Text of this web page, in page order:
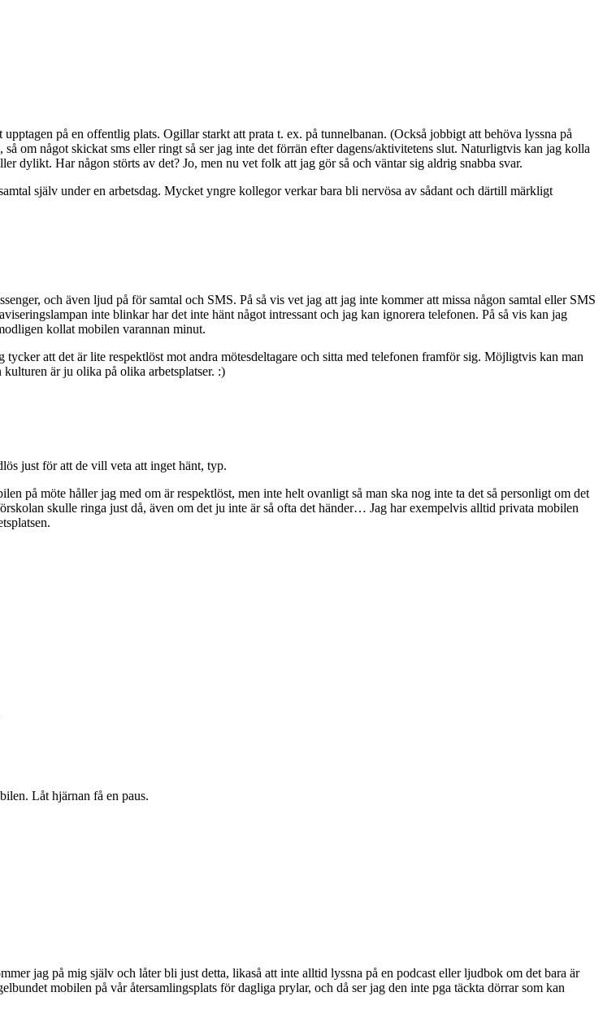
på en offentlig plats. Ogillar starkt att prata t. ex. på tunnelbanan. (Också jobbigt att behöva lyssna på
om något skickat sms eller ringt så ser jag inte det förrän efter dagens/aktivitetens slut. Naturligtvis kan jag kolla
dylikt. Har någon störts av det? Jo, men nu vet folk att jag gör så och väntar sig aldrig snabba svar.
själv under en arbetsdag. Mycket yngre kollegor verkar bara bli nervösa av sådant och därtill märkligt
och även ljud på för samtal och SMS. På så vis vet jag att jag inte kommer att missa någon samtal eller SMS
inte blinkar har det inte hänt något intressant och jag kan ignorera telefonen. På så vis kan jag
kollat mobilen varannan minut.
att det är lite respektlöst mot andra mötesdeltagare och sitta med telefonen framför sig. Möjligtvis kan man
är ju olika på olika arbetsplatser. :)
just för att de vill veta att inget hänt, typ.
på möte håller jag med om är respektlöst, men inte helt ovanligt så man ska nog inte ta det så personligt om det
skulle ringa just då, även om det ju inte är så ofta det händer… Jag har exempelvis alltid privata mobilen
Låt hjärnan få en paus.
jag på mig själv och låter bli just detta, likaså att inte alltid lyssna på en podcast eller ljudbok om det bara är
mobilen på vår återsamlingsplats för dagliga prylar, och då ser jag den inte pga täckta dörrar som kan